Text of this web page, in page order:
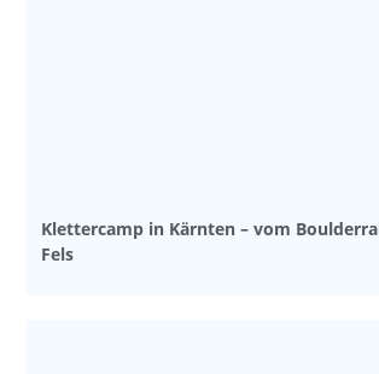
Klettercamp in Kärnten – vom
Fels